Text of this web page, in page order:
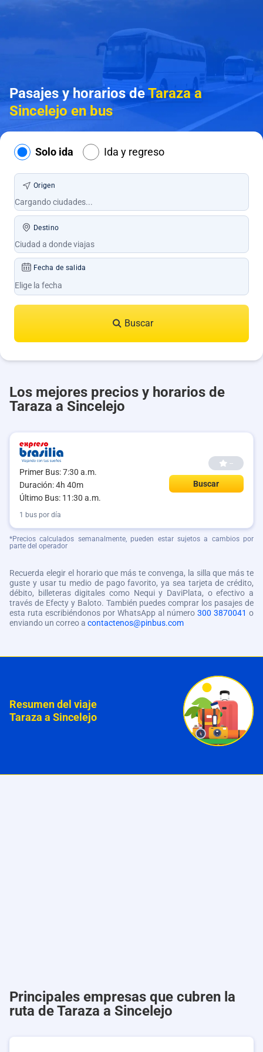
Pasajes y horarios deTaraza a
Sincelejo en bus
Solo ida Ida y regreso
Origen
Destino
Fecha de salida
Buscar
Los mejores precios y horarios de
Taraza a Sincelejo
Primer Bus: 7:30 a.m.
Duración: 4h 40m
Último Bus: 11:30 a.m.
--
Buscar
1 bus por día
*Precios calculados semanalmente, pueden estar sujetos a cambios por
parte del operador
Recuerda elegir el horario que más te convenga, la silla que más te
guste y usar tu medio de pago favorito, ya sea tarjeta de crédito,
débito, billeteras digitales como Nequi y DaviPlata, o efectivo a
través de Efecty y Baloto. También puedes comprar los pasajes de
esta ruta escribiéndonos por WhatsApp al número 300 3870041 o
enviando un correo a contactenos@pinbus.com
Resumen del viaje
Taraza a Sincelejo
Principales empresas que cubren la
ruta de Taraza a Sincelejo